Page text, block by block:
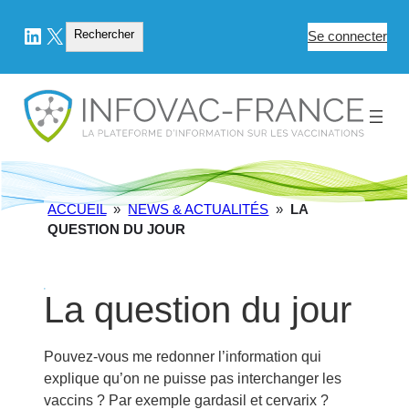
LinkedIn
X Rechercher
Rechercher Se connecter
ACCUEIL » NEWS & ACTUALITÉS » LA
QUESTION DU JOUR
La question du jour
Pouvez-vous me redonner l’information qui
explique qu’on ne puisse pas interchanger les
vaccins ? Par exemple gardasil et cervarix ?